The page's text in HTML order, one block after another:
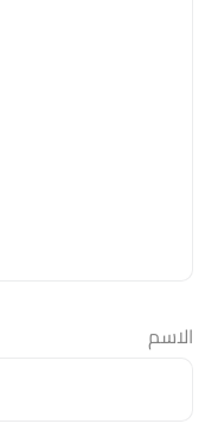
الاسم